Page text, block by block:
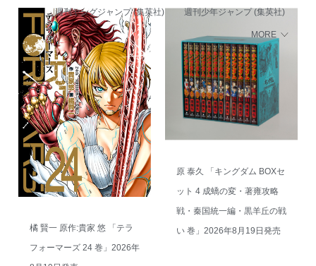
週刊ヤングジャンプ (集英社)
週刊少年ジャンプ (集英社)
MORE
橘 賢一 原作:貴家 悠 「テラ
フォーマーズ 24 巻」2026年
原 泰久 「キングダム BOXセ
ット 4 成蟜の変・著雍攻略
戦・秦国統一編・黒羊丘の戦
い 巻」2026年8月19日発売